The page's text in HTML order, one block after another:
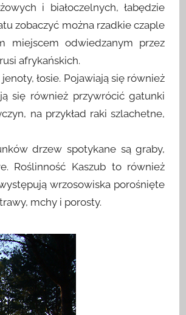
i białoczelnych, łabędzie
zobaczyć można rzadkie czaple
miejscem odwiedzanym przez
afrykańskich.
łosie. Pojawiają się również
się również przywrócić gatunki
na przykład raki szlachetne,
drzew spotykane są graby,
Roślinność Kaszub to również
wrzosowiska porośnięte
mchy i porosty.